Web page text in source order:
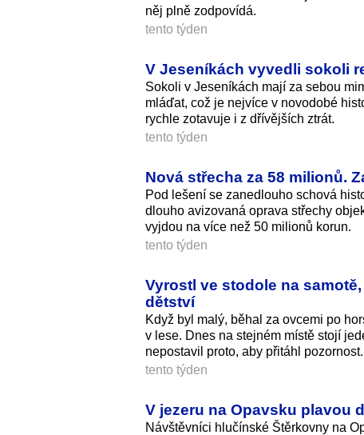
něj plně zodpovídá.
tento týden
V Jeseníkách vyvedli sokoli
Sokoli v Jeseníkách mají za sebou
mláďat, což je nejvíce v novodobé
rychle zotavuje i z dřívějších ztrát.
tento týden
Nová střecha za 58 milionů.
Pod lešení se zanedlouho schová
dlouho avizovaná oprava střechy
vyjdou na více než 50 milionů korun.
tento týden
Vyrostl ve stodole na
dětství
Když byl malý, běhal za ovcemi po
v lese. Dnes na stejném místě stojí
nepostavil proto, aby přitáhl
tento týden
V jezeru na Opavsku plavou
Návštěvníci hlučínské Štěrkovny na